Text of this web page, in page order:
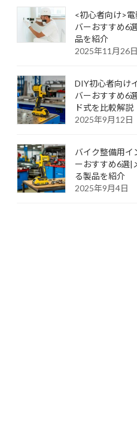
<初心者向け>
バーおすすめ6
品を紹介
2025年11月26日
DIY初心者向け
バーおすすめ6
ド式を比較解説
2025年9月12日
バイク整備用イ
ーおすすめ6選|
る製品を紹介
2025年9月4日